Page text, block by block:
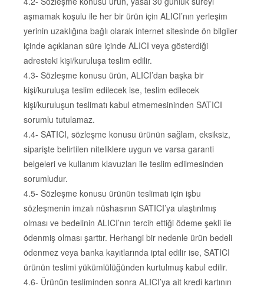
aşmamak koşulu ile her bir ürün için ALICI’nın yerleşim
yerinin uzaklığına bağlı olarak internet sitesinde ön bilgiler
içinde açıklanan süre içinde ALICI veya gösterdiği
adresteki kişi/kuruluşa teslim edilir.
4.3- Sözleşme konusu ürün, ALICI’dan başka bir
kişi/kuruluşa teslim edilecek ise, teslim edilecek
kişi/kuruluşun teslimatı kabul etmemesininden SATICI
sorumlu tutulamaz.
4.4- SATICI, sözleşme konusu ürünün sağlam, eksiksiz,
siparişte belirtilen niteliklere uygun ve varsa garanti
belgeleri ve kullanım klavuzları ile teslim edilmesinden
sorumludur.
4.5- Sözleşme konusu ürünün teslimatı için işbu
sözleşmenin imzalı nüshasının SATICI’ya ulaştırılmış
olması ve bedelinin ALICI’nın tercih ettiği ödeme şekli ile
ödenmiş olması şarttır. Herhangi bir nedenle ürün bedeli
ödenmez veya banka kayıtlarında iptal edilir ise, SATICI
ürünün teslimi yükümlülüğünden kurtulmuş kabul edilir.
4.6- Ürünün tesliminden sonra ALICI’ya ait kredi kartının